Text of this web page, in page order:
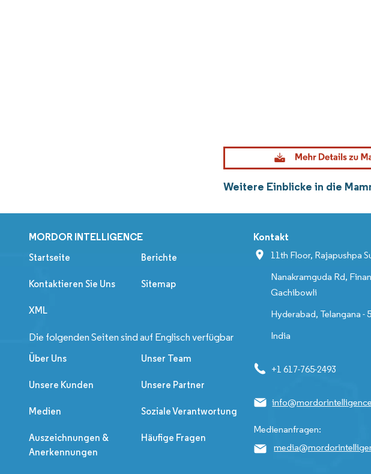
Weitere Einblicke in die
MORDOR INTELLIGENCE
Startseite Berichte
Kontaktieren Sie Uns Sitemap
XML
Die folgenden Seiten sind auf Englisch verfügbar
Über Uns Unser Team
Unsere Kunden Unsere Partner
Medien Soziale Verantwortung
Auszeichnungen &
Anerkennungen
Häufige Fragen
Kontakt
11th Floor, Rajapushpa
Nanakramguda Rd,
Gachibowli
Hyderabad, Telangana -
India
+1 617-765-2493
Medienanfragen: